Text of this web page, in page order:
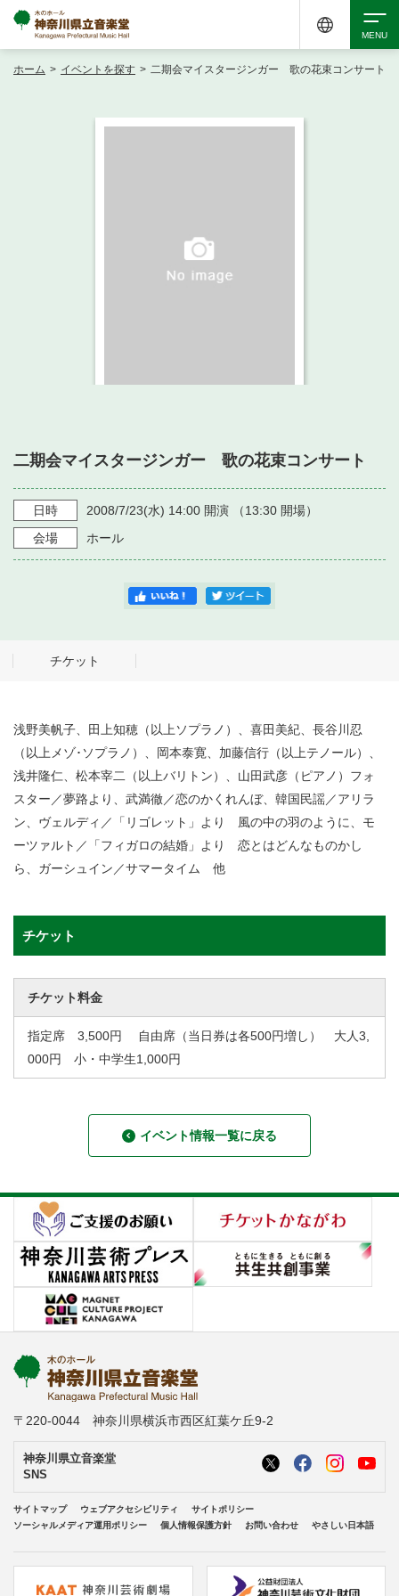
・ 空き状況
・ 抽選対象日
・ 利用料金
・ 音楽堂のご案内
・ フロアマップ
神奈川県立音楽堂
SNS
ホーム > イベントを探す > 二期会マイスタージンガー 歌の花束コンサート
二期会マイスタージンガー 歌の花束コンサート
日時 2008/7/23(水) 14:00 開演 （13:30 開場）
会場
ホール
チケット
浅野美帆子、田上知穂（以上ソプラノ）、喜田美紀、長谷川忍
（以上メゾ･ソプラノ）、岡本泰寛、加藤信行（以上テノール）、
浅井隆仁、松本宰二（以上バリトン）、山田武彦（ピアノ）フォ
スター／夢路より、武満徹／恋のかくれんぼ、韓国民謡／アリラ
ン、ヴェルディ／「リゴレット」より 風の中の羽のように、モ
ーツァルト／「フィガロの結婚」より 恋とはどんなものかし
ら、ガーシュイン／サマータイム 他
チケット
チケット料金
指定席 3,500円 自由席（当日券は各500円増し） 大人3,
000円 小・中学生1,000円
イベント情報一覧に戻る
〒220-0044 神奈川県横浜市西区紅葉ケ丘9-2
神奈川県立音楽堂
SNS
サイトマップ ウェブアクセシビリティ
サイトポリシー
ソーシャルメディア運用ポリシー
個人情報保護方針 お問い合わせ やさしい日本語